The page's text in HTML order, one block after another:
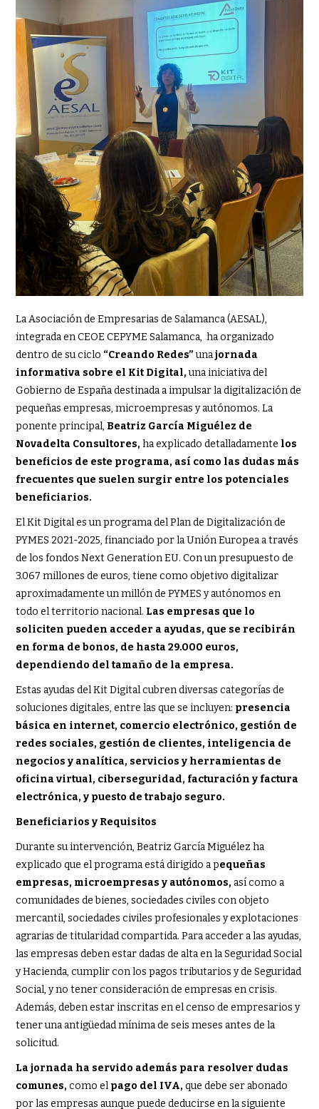
La Asociación de Empresarias de Salamanca (AESAL),
integrada en CEOE CEPYME Salamanca, ha organizado
dentro de su ciclo “Creando Redes”unajornada
informativa sobre el Kit Digital,una iniciativa del
Gobierno de España destinada a impulsar la digitalización de
pequeñas empresas, microempresas y autónomos. La
ponente principal, Beatriz García Miguélez de
Novadelta Consultores,ha explicado detalladamente los
beneficios de este programa, así como las dudas más
frecuentes que suelen surgir entre los potenciales
beneficiarios.
El Kit Digital es un programa del Plan de Digitalización de
PYMES 2021-2025, financiado por la Unión Europea a través
de los fondos Next Generation EU. Con un presupuesto de
3.067 millones de euros, tiene como objetivo digitalizar
aproximadamente un millón de PYMES y autónomos en
todo el territorio nacional. Las empresas que lo
soliciten pueden acceder a ayudas, que se recibirán
en forma de bonos, de hasta 29.000 euros,
dependiendo del tamaño de la empresa.
Estas ayudas del Kit Digital cubren diversas categorías de
soluciones digitales, entre las que se incluyen: presencia
básica en internet, comercio electrónico, gestión de
redes sociales, gestión de clientes, inteligencia de
negocios y analítica, servicios y herramientas de
oficina virtual, ciberseguridad, facturación y factura
electrónica, y puesto de trabajo seguro.
Beneficiarios y Requisitos
Durante su intervención, Beatriz García Miguélez ha
explicado que el programa está dirigido a pequeñas
empresas, microempresas y autónomos,así como a
comunidades de bienes, sociedades civiles con objeto
mercantil, sociedades civiles profesionales y explotaciones
agrarias de titularidad compartida. Para acceder a las ayudas,
las empresas deben estar dadas de alta en la Seguridad Social
y Hacienda, cumplir con los pagos tributarios y de Seguridad
Social, y no tener consideración de empresas en crisis.
Además, deben estar inscritas en el censo de empresarios y
tener una antigüedad mínima de seis meses antes de la
solicitud.
La jornada ha servido además para resolver dudas
comunes, como el pago del IVA, que debe ser abonado
por las empresas aunque puede deducirse en la siguiente